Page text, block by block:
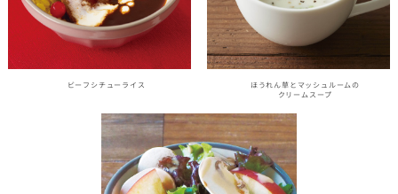
ビーフシチューライス
ほうれん草とマッシュルームの
クリームスープ